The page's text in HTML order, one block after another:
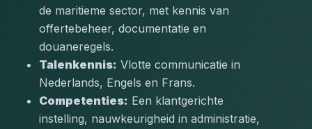
de maritieme sector, met kennis van
offertebeheer, documentatie en
douaneregels.
Talenkennis: Vlotte communicatie in
Nederlands, Engels en Frans.
Competenties: Een klantgerichte
instelling, nauwkeurigheid in administratie,